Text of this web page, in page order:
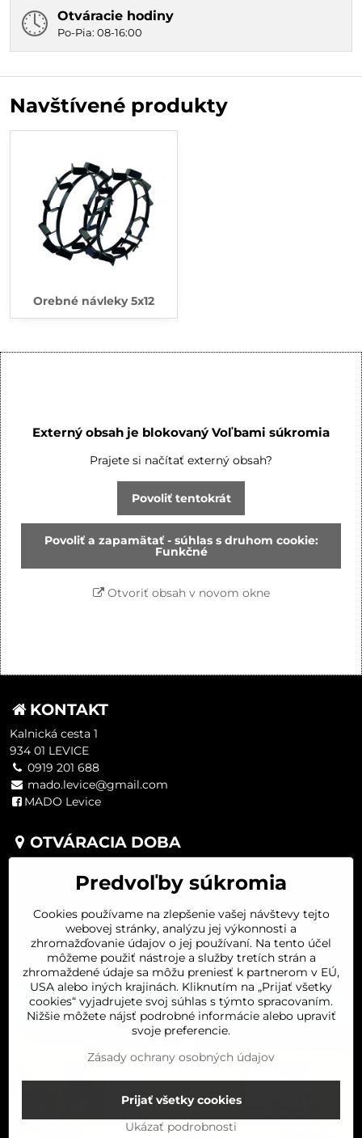
Otváracie hodiny
Po-Pia: 08-16:00
Navštívené produkty
Orebné návleky 5x12
Externý obsah je blokovaný Voľbami súkromia
Prajete si načítať externý obsah?
Povoliť tentokrát
Povoliť a zapamätať - súhlas s druhom cookie:
Funkčné
Otvoriť obsah v novom okne
KONTAKT
Kalnická cesta 1
934 01 LEVICE
0919 201 688
mado.levice@gmail.com
MADO Levice
OTVÁRACIA DOBA
UTOROK 8:00-16:00
ŠTVRTOK 8:00-16:00
PIATOK 8:00-16:00
SOBOTA 8:00-11:30
Predvoľby súkromia
Cookies používame na zlepšenie vašej návštevy tejto
webovej stránky, analýzu jej výkonnosti a
zhromažďovanie údajov o jej používaní. Na tento účel
môžeme použiť nástroje a služby tretích strán a
zhromaždené údaje sa môžu preniesť k partnerom v EÚ,
USA alebo iných krajinách. Kliknutím na „Prijať všetky
cookies“ vyjadrujete svoj súhlas s týmto spracovaním.
Nižšie môžete nájsť podrobné informácie alebo upraviť
svoje preferencie.
Zásady ochrany osobných údajov
Ukázať podrobnosti
Prijať všetky cookies